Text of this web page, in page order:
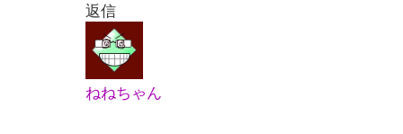
返信
ねねちゃん